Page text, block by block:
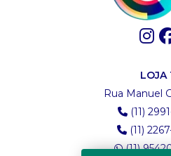
LOJA
Rua Manuel
(11)
(11)
(11)